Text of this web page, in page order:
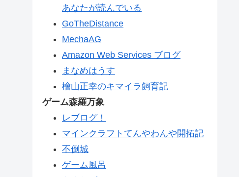
あなたが読んでいる
GoTheDistance
MechaAG
Amazon Web Services ブログ
まなめはうす
檜山正幸のキマイラ飼育記
ゲーム森羅万象
レブログ！
マインクラフトてんやわんや開拓記
不倒城
ゲーム風呂